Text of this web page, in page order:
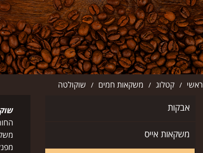
ראשי / קטלוג / משקאות חמים / שוקולטה
אבקות
משקאות אייס